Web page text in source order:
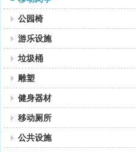
公园椅
游乐设施
垃圾桶
雕塑
健身器材
移动厕所
公共设施